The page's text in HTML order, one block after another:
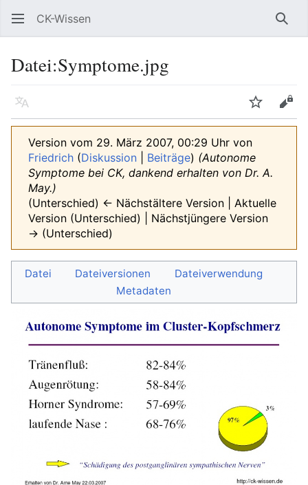
CK-Wissen
Datei:Symptome.jpg
Sprache
Version vom 29. März 2007, 00:29 Uhr von
Friedrich (Diskussion Beiträge) (Autonome
Symptome bei CK, dankend erhalten von Dr. A.
May.)
(Unterschied) ← Nächstältere Version | Aktuelle
Version (Unterschied) | Nächstjüngere Version
→ (Unterschied)
Datei Dateiversionen
Dateiverwendung
Metadaten